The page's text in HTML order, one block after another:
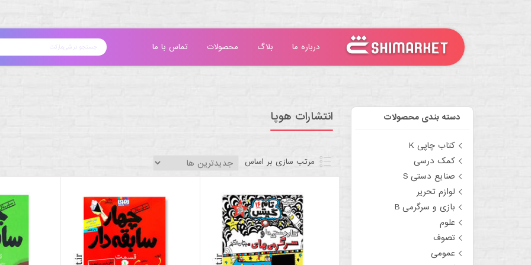
درباره ما بلاگ محصولات تماس با ما
دسته بندی محصولات
کتاب چاپی K
کمک درسی
صنایع دستی S
لوازم تحریر
بازی و سرگرمی B
علوم
تصوف
عمومی
انتشارات هوپا
مرتب سازی بر اساس